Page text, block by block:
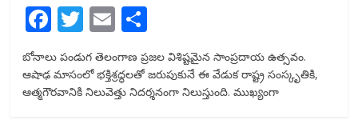
F
ac
e
b
T
w
itt
er
E
ai
l
ar
e
బోనాలు పండుగ తెలంగాణ ప్రజల విశిష్టమైన సాంప్రదాయ ఉత్సవం.
ఆషాఢ మాసంలో భక్తిశ్రద్ధలతో జరుపుకునే ఈ వేడుక రాష్ట్ర సంస్కృతికి,
ఆత్మగౌరవానికి నిలువెత్తు నిదర్శనంగా నిలుస్తుంది. ముఖ్యంగా